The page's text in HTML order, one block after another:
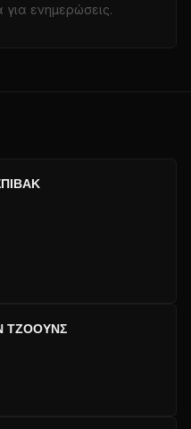
για ενημερώσεις.
ΤΖΌΟΥΝΣ